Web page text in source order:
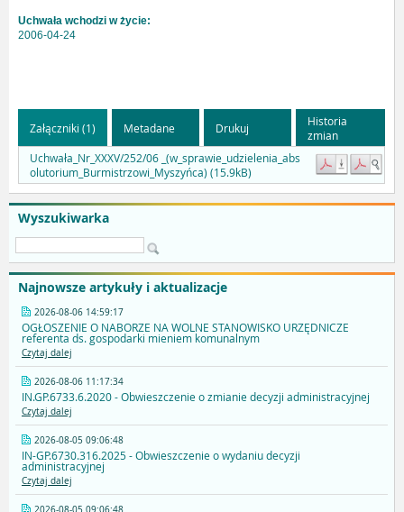
Wyszukiwarka
Najnowsze artykuły i aktualizacje
2026-08-06 14:59:17
OGŁOSZENIE O NABORZE NA WOLNE STANOWISKO URZĘDNICZE
referenta ds. gospodarki mieniem komunalnym
Czytaj dalej
2026-08-06 11:17:34
IN.GP.6733.6.2020 - Obwieszczenie o zmianie decyzji administracyjnej
Czytaj dalej
2026-08-05 09:06:48
IN-GP.6730.316.2025 - Obwieszczenie o wydaniu decyzji
administracyjnej
Czytaj dalej
Uchwała wchodzi w życie:
2006-04-24
Załączniki (1) Metadane Drukuj
Historia
zmian
Uchwała_Nr_XXXV/252/06 _(w_sprawie_udzielenia_abs
olutorium_Burmistrzowi_Myszyńca) (15.9kB)